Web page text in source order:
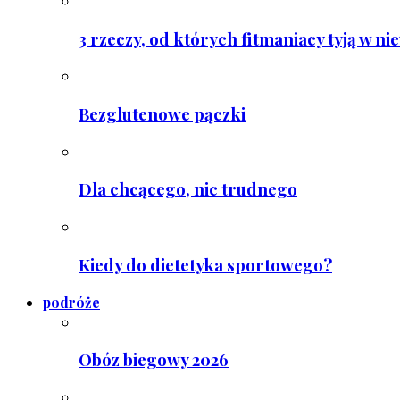
3 rzeczy, od których fitmaniacy tyją w
Bezglutenowe pączki
Dla chcącego, nic trudnego
Kiedy do dietetyka sportowego?
podróże
Obóz biegowy 2026